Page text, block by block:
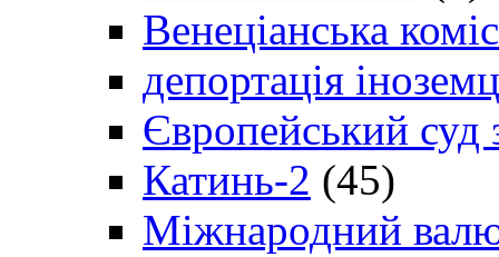
Венеціанська
депортація
Європейський
Катинь-2 (45)
Міжнародний